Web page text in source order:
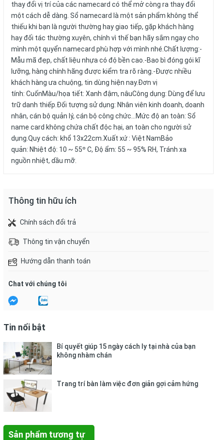
thay đổi vị trí của các namecard có thể mở còng ra thay đổi
một cách dễ dàng. Sổ namecard là một sản phẩm không thể
thiếu khi bạn là người thường hay giao tiếp, gặp khách hàng
hay đối tác thường xuyên, chính vì thế bạn hãy sắm ngay cho
mình một quyển namecard phù hợp với mình nhé.Chất lượng:-
Mẫu mã đẹp, chất liệu nhựa có độ bền cao.-Bao bì đóng gói kĩ
lưỡng, hàng chính hãng được kiểm tra rõ ràng.-Được nhiều
khách hàng ưa chuộng, tin dùng hiện nay.Đơn vị
tính: CuốnMàu/họa tiết: Xanh đậm, nâuCông dụng: Dùng để lưu
trữ danh thiếp.Đối tượng sử dụng: Nhân viên kinh doanh, doanh
nhân, cán bộ quản lý, cán bộ công chức…Mức độ an toàn: Sổ
name card không chứa chất độc hại, an toàn cho người sử
dụng.Quy cách: khổ 13x22cm.Xuất xứ : Việt NamBảo
quản: Nhiệt độ: 10 ~ 55º C, Độ ẩm: 55 ~ 95% RH, Tránh xa
nguồn nhiệt, dầu mỡ.
Thông tin hữu ích
Chính sách đổi trả
Thông tin vận chuyển
Hướng dẫn thanh toán
Chat với chúng tôi
Tin nổi bật
Bí quyết giúp 15 ngày cách ly tại nhà của bạn
không nhàm chán
Trang trí bàn làm việc đơn giản gợi cảm hứng
Sản phẩm tương tự